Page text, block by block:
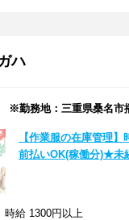
ハ
※勤務地：三重県桑名市
【作業服の在庫管理】
前払いOK(稼働分)★未
時給 1300円以上